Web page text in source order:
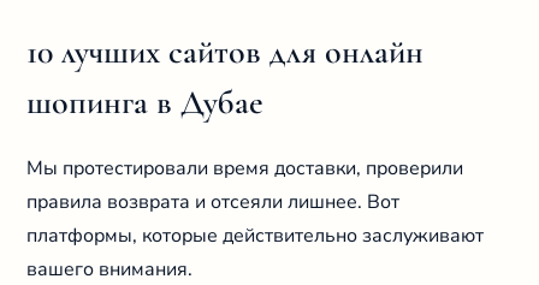
10 лучших сайтов для онлайн
шопинга в Дубае
Мы протестировали время доставки, проверили
правила возврата и отсеяли лишнее. Вот
платформы, которые действительно заслуживают
вашего внимания.